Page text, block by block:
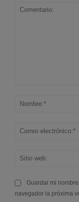
Guardar mi
navegador la próxima